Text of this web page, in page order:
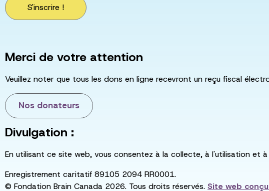
S'inscrire !
Merci de votre attention
Veuillez noter que tous les dons en ligne recevront un reçu fiscal
Nos donateurs
Divulgation :
En utilisant ce site web, vous consentez à la collecte, à l'utilisation et
Enregistrement caritatif 89105 2094 RR0001.
© Fondation Brain Canada 2026. Tous droits réservés. Site web